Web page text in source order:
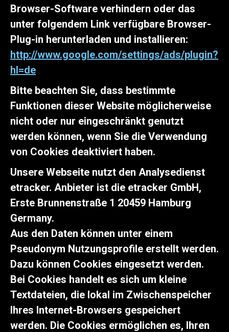
Browser-Software verhindern oder das
unter folgendem Link verfügbare Browser-
Plug-in herunterladen und installieren:
http://www.google.com/settings/ads/plugin?
hl=de
Bitte beachten Sie, dass bestimmte
Funktionen dieser Website möglicherweise
nicht oder nur eingeschränkt genutzt
werden können, wenn Sie die Verwendung
von Cookies deaktiviert haben.
Unsere Webseite nutzt den Analysedienst
etracker. Anbieter ist die etracker GmbH,
Erste Brunnenstraße 1 20459 Hamburg
Germany.
Aus den Daten können unter einem
Pseudonym Nutzungsprofile erstellt werden.
Dazu können Cookies eingesetzt werden.
Bei Cookies handelt es sich um kleine
Textdateien, die lokal im Zwischenspeicher
Ihres Internet-Browsers gespeichert
werden. Die Cookies ermöglichen es, Ihren